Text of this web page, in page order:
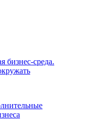
бизнес-среда.